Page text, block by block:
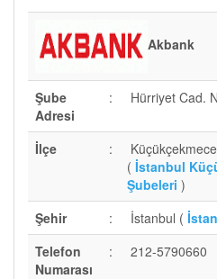
Akbank
Şube
Adresi
: Hürriyet Cad.
İlçe :
Küçükçekmece
( İstanbul
Şubeleri )
Şehir
: İstanbul (
Telefon
Numarası
: 212-5790660